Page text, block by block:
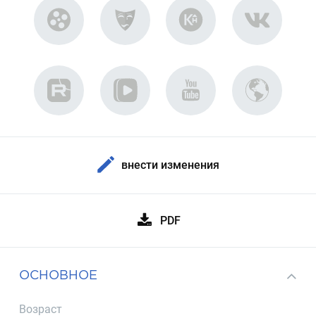
внести изменения
PDF
ОСНОВНОЕ
Возраст